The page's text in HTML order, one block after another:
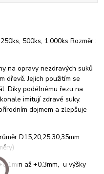
500ks, 1.000ks Rozměr :
na opravy nezdravých suků
dřevě. Jejich použitím se
Díky podélnému řezu na
imitují zdravé suky.
dojmem a zlepšuje
D15,20,25,30,35mm
až +0.3mm, u výšky